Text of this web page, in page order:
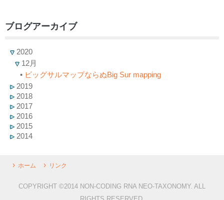
ブログアーカイブ
2020
12月
• ビッグサルマップならぬBig Sur mapping
2019
2018
2017
2016
2015
2014
ホーム リンク
COPYRIGHT ©2014 NON-CODING RNA NEO-TAXONOMY. ALL